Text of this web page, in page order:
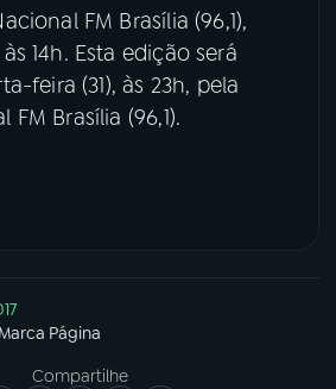
FM Brasília (96,1),
14h. Esta edição será
feira (31), às 23h, pela
FM Brasília (96,1).
Marca Página
Compartilhe